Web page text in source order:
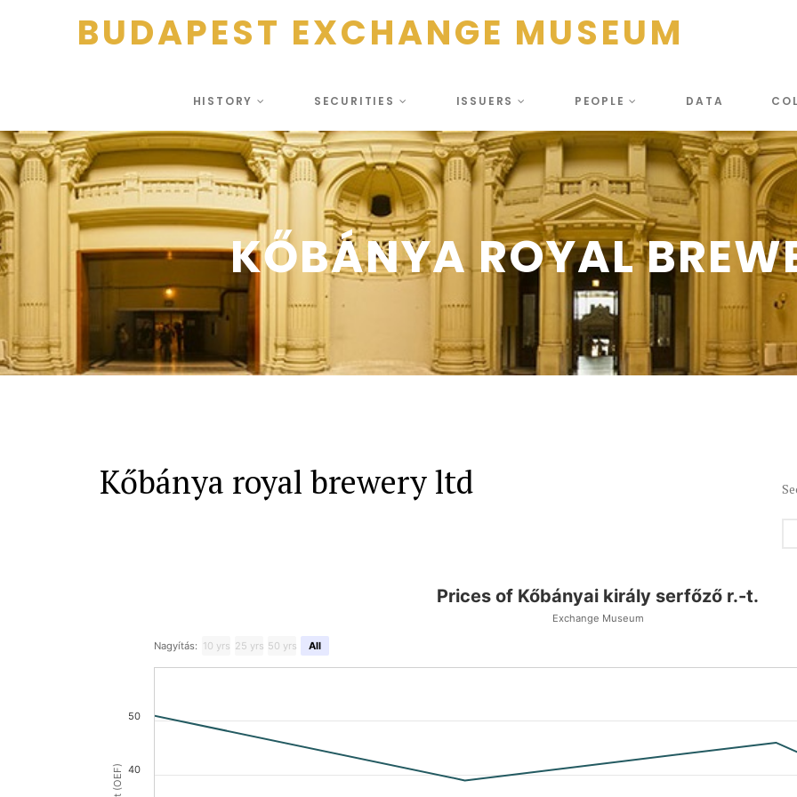
BUDAPEST EXCHANGE MUSEUM
HISTORY SECURITIES ISSUERS PEOPLE DATA
KŐBÁNYA ROYAL
Kőbánya royal brewery ltd
Prices of Kőbányai király serfőző r.-t.
Exchange Museum
Nagyítás: 10 yrs 25 yrs 50 yrs All
40
50